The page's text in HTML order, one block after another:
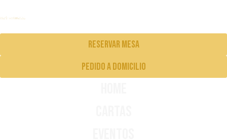
Reservar mesa
pedido a domicilio